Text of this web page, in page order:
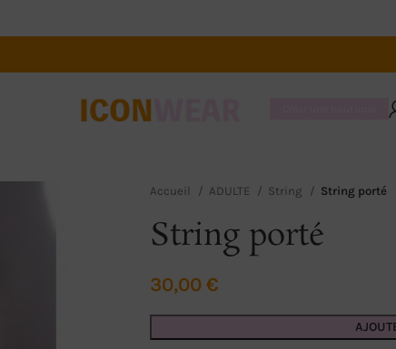
Accueil ADULTE String String porté
String porté
30,00 €